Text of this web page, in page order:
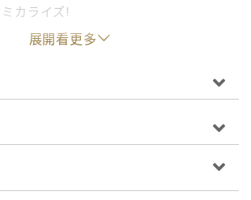
カライズ!
展開看更多